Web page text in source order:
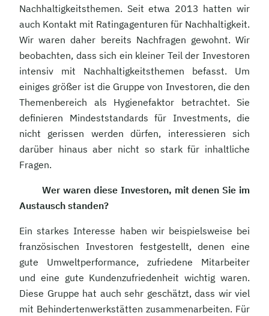
Nachhaltigkeitsthemen. Seit etwa 2013 hatten wir
auch Kontakt mit Ratingagenturen für Nachhaltigkeit.
Wir waren daher bereits Nachfragen gewohnt. Wir
beobachten, dass sich ein kleiner Teil der Investoren
intensiv mit Nachhaltigkeitsthemen befasst. Um
einiges größer ist die Gruppe von Investoren, die den
Themenbereich als Hygienefaktor betrachtet. Sie
definieren Mindeststandards für Investments, die
nicht gerissen werden dürfen, interessieren sich
darüber hinaus aber nicht so stark für inhaltliche
Fragen.
Wer waren diese Investoren, mit denen Sie im
Austausch standen?
Ein starkes Interesse haben wir beispielsweise bei
französischen Investoren festgestellt, denen eine
gute Umweltperformance, zufriedene Mitarbeiter
und eine gute Kundenzufriedenheit wichtig waren.
Diese Gruppe hat auch sehr geschätzt, dass wir viel
mit Behindertenwerkstätten zusammenarbeiten. Für